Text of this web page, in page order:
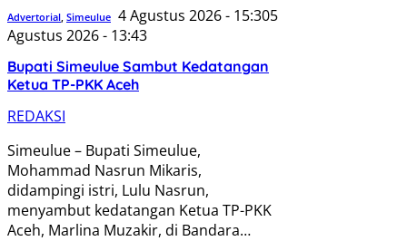
Advertorial, Simeulue 4 Agustus 2026 - 15:305
Agustus 2026 - 13:43
Bupati Simeulue Sambut Kedatangan
Ketua TP-PKK Aceh
REDAKSI
Simeulue – Bupati Simeulue,
Mohammad Nasrun Mikaris,
didampingi istri, Lulu Nasrun,
menyambut kedatangan Ketua TP-PKK
Aceh, Marlina Muzakir, di Bandara…